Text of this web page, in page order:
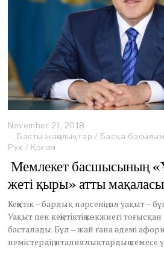
November 21, 2018
Басты жаңалықтар / Басқа
Рух / Қоғам
Мемлекет басшысының
жеті қыры» атты мақаласы
Кеңістік – барлық нәрсенің, ал уақыт –
Уақыт пен кеңістіктің көкжиегі
басталады. Бұл – жай ғана әдемі
немістердің, италиялықтардың немесе